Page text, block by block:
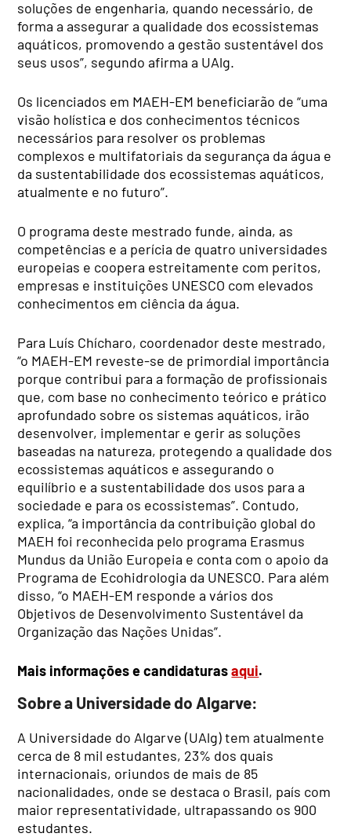
soluções de engenharia, quando necessário, de
forma a assegurar a qualidade dos ecossistemas
aquáticos, promovendo a gestão sustentável dos
seus usos”, segundo afirma a UAlg.
Os licenciados em MAEH-EM beneficiarão de “uma
visão holística e dos conhecimentos técnicos
necessários para resolver os problemas
complexos e multifatoriais da segurança da água e
da sustentabilidade dos ecossistemas aquáticos,
atualmente e no futuro”.
O programa deste mestrado funde, ainda, as
competências e a perícia de quatro universidades
europeias e coopera estreitamente com peritos,
empresas e instituições UNESCO com elevados
conhecimentos em ciência da água.
Para Luís Chícharo, coordenador deste mestrado,
“o MAEH-EM reveste-se de primordial importância
porque contribui para a formação de profissionais
que, com base no conhecimento teórico e prático
aprofundado sobre os sistemas aquáticos, irão
desenvolver, implementar e gerir as soluções
baseadas na natureza, protegendo a qualidade dos
ecossistemas aquáticos e assegurando o
equilíbrio e a sustentabilidade dos usos para a
sociedade e para os ecossistemas”. Contudo,
explica, “a importância da contribuição global do
MAEH foi reconhecida pelo programa Erasmus
Mundus da União Europeia e conta com o apoio da
Programa de Ecohidrologia da UNESCO. Para além
disso, “o MAEH-EM responde a vários dos
Objetivos de Desenvolvimento Sustentável da
Organização das Nações Unidas”.
Mais informações e candidaturasaqui.
Sobre a Universidade do Algarve:
A Universidade do Algarve (UAlg) tem atualmente
cerca de 8 mil estudantes, 23% dos quais
internacionais, oriundos de mais de 85
nacionalidades, onde se destaca o Brasil, país com
maior representatividade, ultrapassando os 900
estudantes.